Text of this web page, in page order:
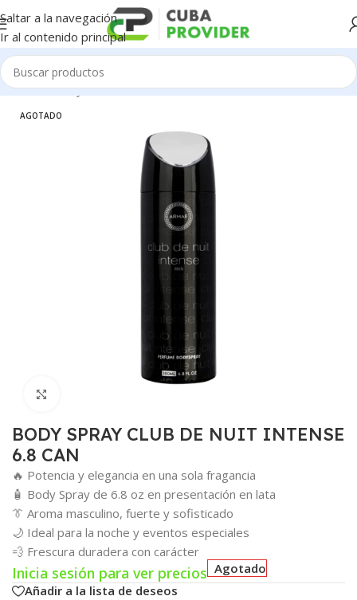
Saltar a la navegación
Ir al contenido principal
Inicio/Salud y Cuidado Personal/Perfumeria
AGOTADO
BODY SPRAY CLUB DE NUIT INTENSE
6.8 CAN
🔥 Potencia y elegancia en una sola fragancia
🧴 Body Spray de 6.8 oz en presentación en lata
👔 Aroma masculino, fuerte y sofisticado
🌙 Ideal para la noche y eventos especiales
💨 Frescura duradera con carácter
Inicia sesión para ver precios Agotado
Añadir a la lista de deseos